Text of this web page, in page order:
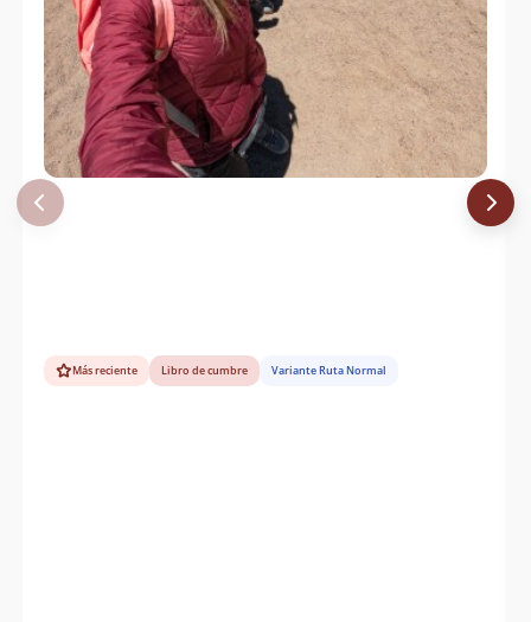
Más reciente Libro de cumbre Variante Ruta Normal